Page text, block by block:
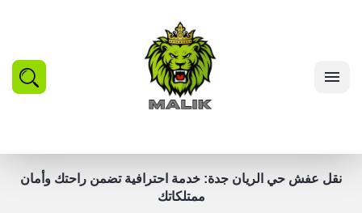
نقل عفش حي الريان جدة: خدمة احترافية تضمن راحتك وأمان
ممتلكاتك